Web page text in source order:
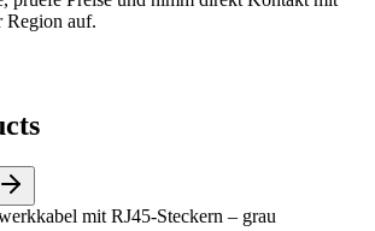
Region auf.